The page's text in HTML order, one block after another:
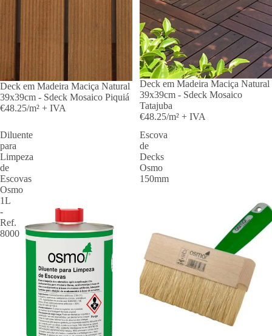
Deck em Madeira Maciça Natural
39x39cm - Sdeck Mosaico Piquiá
€48.25/m² + IVA
Deck em Madeira Maciça Natural
39x39cm - Sdeck Mosaico
Tatajuba
€48.25/m² + IVA
Diluente
para
Limpeza
de
Escovas
Osmo
1L
-
Ref.
8000
Escova
de
Decks
Osmo
150mm